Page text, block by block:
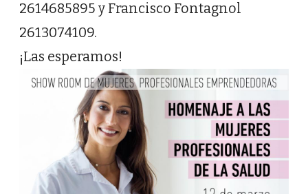
2614685895 y Francisco Fontagnol
2613074109.
¡Las esperamos!